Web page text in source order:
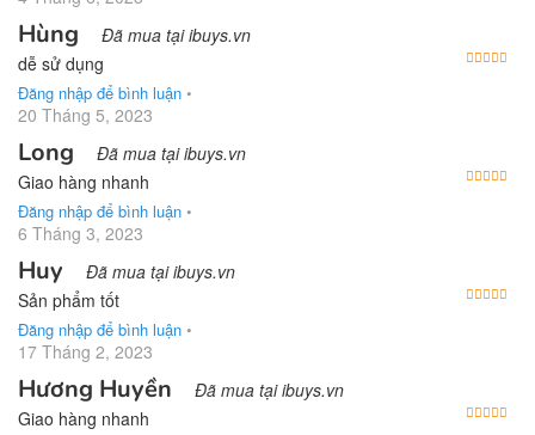
Hùng Đã mua tại ibuys.vn
dễ sử dụng
Đăng nhập để bình luận •
20 Tháng 5, 2023
Long Đã mua tại ibuys.vn
Giao hàng nhanh
Đăng nhập để bình luận •
6 Tháng 3, 2023
Huy Đã mua tại ibuys.vn
Sản phẩm tốt
Đăng nhập để bình luận •
17 Tháng 2, 2023
Hương Huyền Đã mua tại ibuys.vn
Giao hàng nhanh